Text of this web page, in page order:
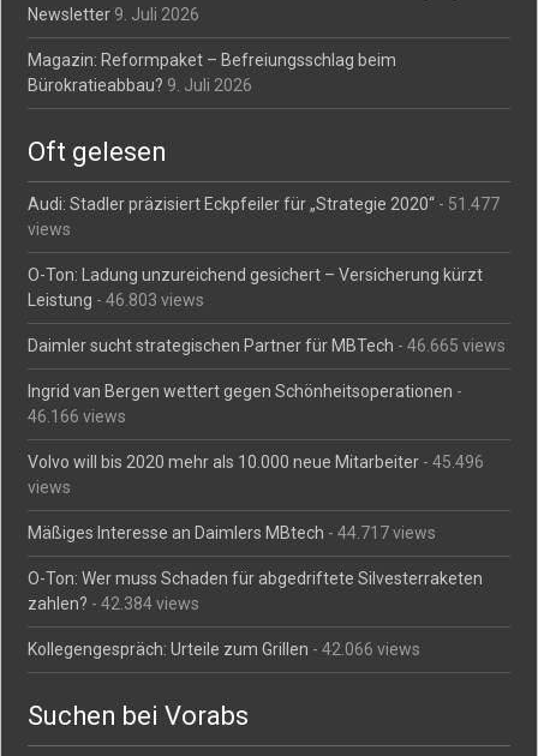
Newsletter 9. Juli 2026
Magazin: Reformpaket – Befreiungsschlag beim
Bürokratieabbau? 9. Juli 2026
Oft gelesen
Audi: Stadler präzisiert Eckpfeiler für „Strategie 2020“ - 51.477
views
O-Ton: Ladung unzureichend gesichert – Versicherung kürzt
Leistung - 46.803 views
Daimler sucht strategischen Partner für MBTech - 46.665 views
Ingrid van Bergen wettert gegen Schönheitsoperationen -
46.166 views
Volvo will bis 2020 mehr als 10.000 neue Mitarbeiter - 45.496
views
Mäßiges Interesse an Daimlers MBtech - 44.717 views
O-Ton: Wer muss Schaden für abgedriftete Silvesterraketen
zahlen? - 42.384 views
Kollegengespräch: Urteile zum Grillen - 42.066 views
Suchen bei Vorabs